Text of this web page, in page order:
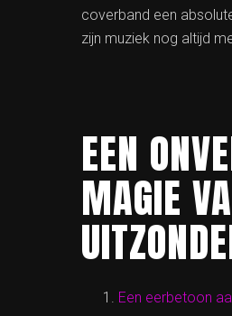
coverband een
zijn muziek nog altijd
EEN
MAGIE
Een eerbetoon